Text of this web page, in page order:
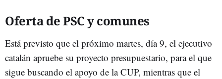
Oferta de PSC y comunes
Está previsto que el próximo martes, día 9, el ejecutivo
catalán apruebe su proyecto presupuestario, para el que
sigue buscando el apoyo de la CUP, mientras que el